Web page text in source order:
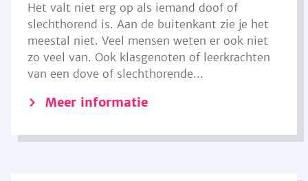
Het valt niet erg op als iemand doof of
slechthorend is. Aan de buitenkant zie je het
meestal niet. Veel mensen weten er ook niet
zo veel van. Ook klasgenoten of leerkrachten
van een dove of slechthorende...
Meer informatie